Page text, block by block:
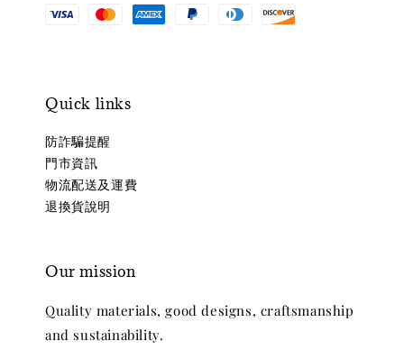
Quick links
防詐騙提醒
門市資訊
物流配送及運費
退換貨說明
Our mission
Quality materials, good designs, craftsmanship
and sustainability.